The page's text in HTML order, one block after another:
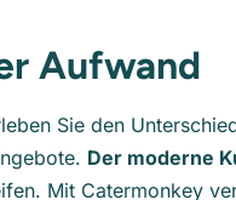
Aufwand
Sie den
Der moderne
Mit Catermonkey